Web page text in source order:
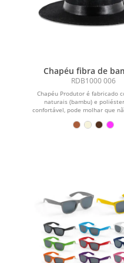
Chapéu fibra de
Chapéu Produtor -
RDB1000 006
Chapéu Produtor é fabricado
naturais (bambu) e
confortável, pode molhar que